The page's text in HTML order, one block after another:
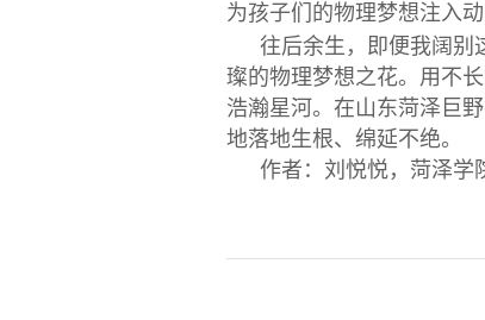
为孩子们的物理梦想注入动
往后余生，即便我阔别
璨的物理梦想之花。用不
浩瀚星河。在山东菏泽巨
地落地生根、绵延不绝。
作者：刘悦悦，菏泽学